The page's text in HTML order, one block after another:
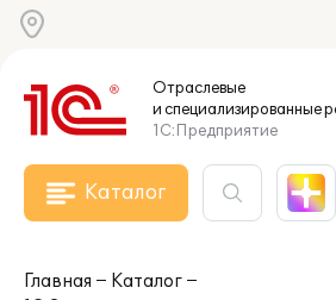
Отраслевые
и специализированные
1С:Предприятие
Каталог
Главная
Каталог